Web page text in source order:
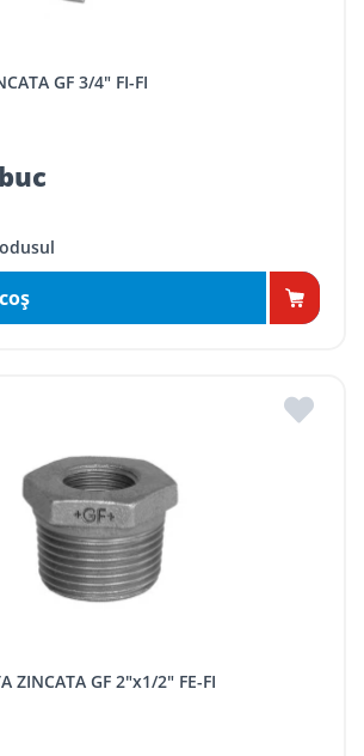
GF 3/4" FI-FI
ZINCATA GF 2"x1/2" FE-FI